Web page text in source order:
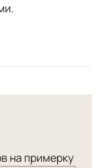
ар деко.
на примерку